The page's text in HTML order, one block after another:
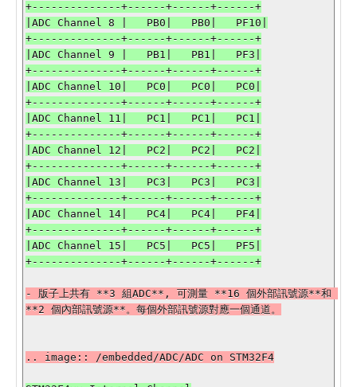
+--------------+------+------+------+
|ADC Channel 8 |   PB0|   PB0|   PF10|
+--------------+------+------+------+
|ADC Channel 9 |   PB1|   PB1|   PF3|
+--------------+------+------+------+
|ADC Channel 10|   PC0|   PC0|   PC0|
+--------------+------+------+------+
|ADC Channel 11|   PC1|   PC1|   PC1|
+--------------+------+------+------+
|ADC Channel 12|   PC2|   PC2|   PC2|
+--------------+------+------+------+
|ADC Channel 13|   PC3|   PC3|   PC3|
+--------------+------+------+------+
|ADC Channel 14|   PC4|   PC4|   PF4|
+--------------+------+------+------+
|ADC Channel 15|   PC5|   PC5|   PF5|
- 版子上共有 **3 組ADC**, 可測量 **16 個外部訊號源**和